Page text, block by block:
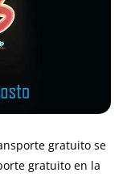
gratuito se
gratuito en la